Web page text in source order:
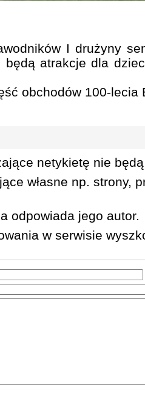
I drużyny
będą atrakcje dla
obchodów 100-lecia
netykietę nie
własne np. strony,
odpowiada jego autor.
w serwisie